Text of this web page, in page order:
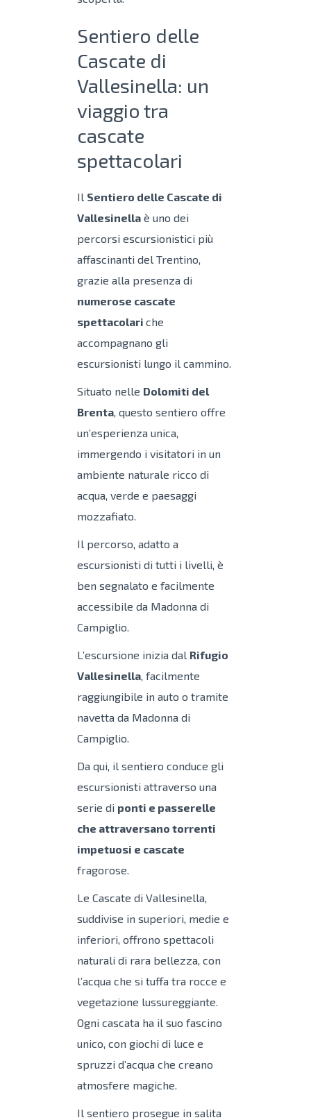
Sentiero delle
Cascate di
Vallesinella: un
viaggio tra
cascate
spettacolari
Il Sentiero delle Cascate di
Vallesinella è uno dei
percorsi escursionistici più
affascinanti del Trentino,
grazie alla presenza di
numerose cascate
spettacolari che
accompagnano gli
escursionisti lungo il cammino.
Situato nelle Dolomiti del
Brenta, questo sentiero offre
un’esperienza unica,
immergendo i visitatori in un
ambiente naturale ricco di
acqua, verde e paesaggi
mozzafiato.
Il percorso, adatto a
escursionisti di tutti i livelli, è
ben segnalato e facilmente
accessibile da Madonna di
Campiglio.
L’escursione inizia dal Rifugio
Vallesinella, facilmente
raggiungibile in auto o tramite
navetta da Madonna di
Campiglio.
Da qui, il sentiero conduce gli
escursionisti attraverso una
serie di ponti e passerelle
che attraversano torrenti
impetuosi e cascate
fragorose.
Le Cascate di Vallesinella,
suddivise in superiori, medie e
inferiori, offrono spettacoli
naturali di rara bellezza, con
l’acqua che si tuffa tra rocce e
vegetazione lussureggiante.
Ogni cascata ha il suo fascino
unico, con giochi di luce e
spruzzi d’acqua che creano
atmosfere magiche.
Il sentiero prosegue in salita